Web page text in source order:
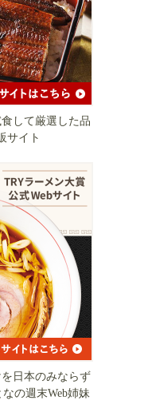
して厳選した品
サイト
を日本のみならず
の週末Web姉妹